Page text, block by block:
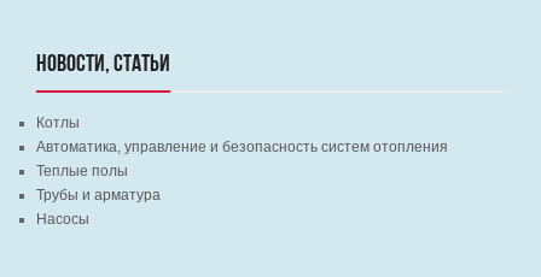
НОВОСТИ, СТАТЬИ
Котлы
Автоматика, управление и безопасность систем отопления
Теплые полы
Трубы и арматура
Насосы